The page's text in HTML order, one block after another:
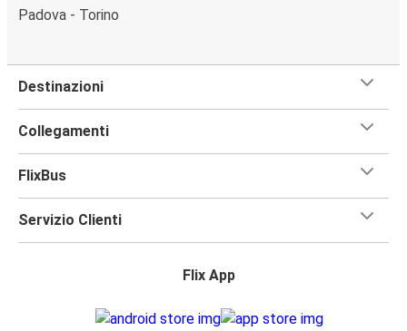
Padova - Torino
Destinazioni
Collegamenti
FlixBus
Servizio Clienti
Flix App